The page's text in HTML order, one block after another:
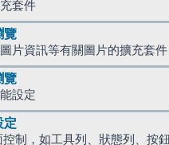
套件
覽
片資訊等有關圖片的擴充套件
覽
設定
定
控制，如工具列、狀態列、按